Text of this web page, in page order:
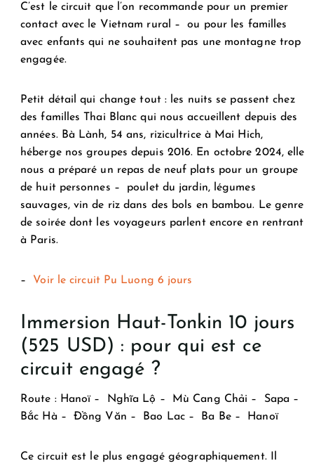
C’est le circuit que l’on recommande pour un premier
contact avec le Vietnam rural – ou pour les familles
avec enfants qui ne souhaitent pas une montagne trop
engagée.
Petit détail qui change tout : les nuits se passent chez
des familles Thai Blanc qui nous accueillent depuis des
années. Bà Lành, 54 ans, rizicultrice à Mai Hich,
héberge nos groupes depuis 2016. En octobre 2024, elle
nous a préparé un repas de neuf plats pour un groupe
de huit personnes – poulet du jardin, légumes
sauvages, vin de riz dans des bols en bambou. Le genre
de soirée dont les voyageurs parlent encore en rentrant
à Paris.
– Voir le circuit Pu Luong 6 jours
Immersion Haut-Tonkin 10 jours
(525 USD) : pour qui est ce
circuit engagé ?
Route :Hanoï – Nghĩa Lộ – Mù Cang Chải – Sapa –
Bắc Hà – Đồng Văn – Bao Lac – Ba Be – Hanoï
Ce circuit est le plus engagé géographiquement. Il